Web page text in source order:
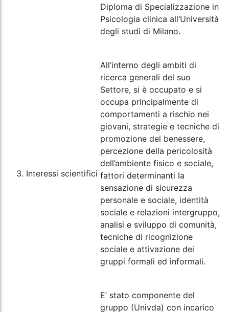
Diploma di Specializzazione in
Psicologia clinica all’Università
degli studi di Milano.
3. Interessi scientifici
All’interno degli ambiti di
ricerca generali del suo
Settore, si è occupato e si
occupa principalmente di
comportamenti a rischio nei
giovani, strategie e tecniche di
promozione del benessere,
percezione della pericolosità
dell’ambiente fisico e sociale,
fattori determinanti la
sensazione di sicurezza
personale e sociale, identità
sociale e relazioni intergruppo,
analisi e sviluppo di comunità,
tecniche di ricognizione
sociale e attivazione dei
gruppi formali ed informali.
E’ stato componente del
gruppo (Univda) con incarico